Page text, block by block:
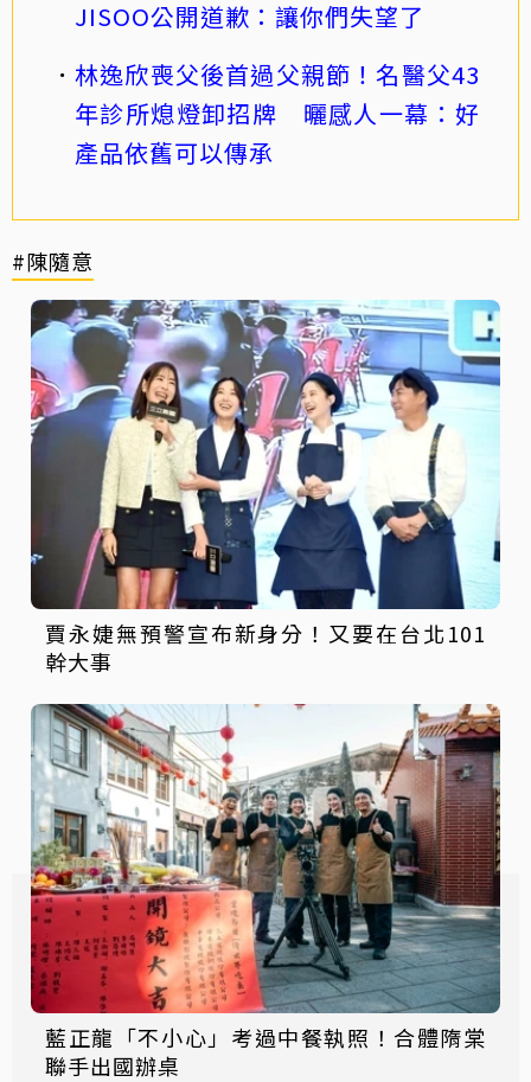
JISOO公開道歉：讓你們失望了
林逸欣喪父後首過父親節！名醫父43
年診所熄燈卸招牌 曬感人一幕：好
產品依舊可以傳承
#陳隨意
賈永婕無預警宣布新身分！又要在台北101
幹大事
藍正龍「不小心」考過中餐執照！合體隋棠
聯手出國辦桌